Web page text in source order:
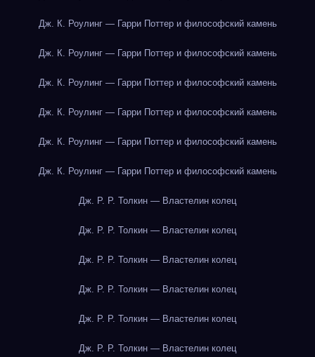
Дж. К. Роулинг — Гарри Поттер и философский камень
Дж. К. Роулинг — Гарри Поттер и философский камень
Дж. К. Роулинг — Гарри Поттер и философский камень
Дж. К. Роулинг — Гарри Поттер и философский камень
Дж. К. Роулинг — Гарри Поттер и философский камень
Дж. К. Роулинг — Гарри Поттер и философский камень
Дж. Р. Р. Толкин — Властелин колец
Дж. Р. Р. Толкин — Властелин колец
Дж. Р. Р. Толкин — Властелин колец
Дж. Р. Р. Толкин — Властелин колец
Дж. Р. Р. Толкин — Властелин колец
Дж. Р. Р. Толкин — Властелин колец